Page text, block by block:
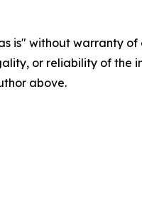
is" without warranty
or reliability of
above.